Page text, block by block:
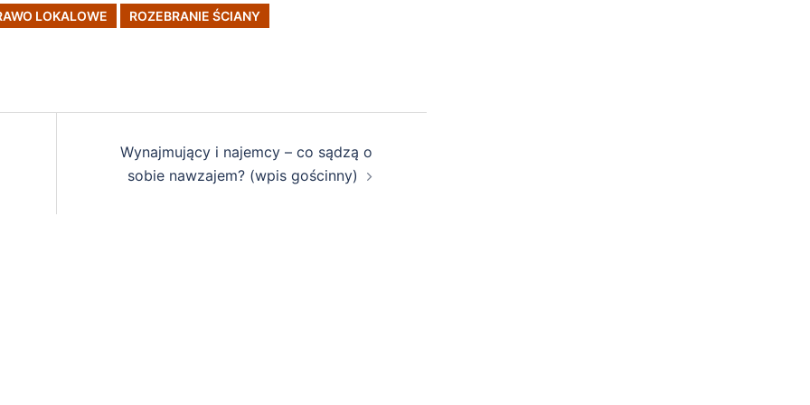
LOKALOWE
ROZEBRANIE ŚCIANY
Wynajmujący i najemcy – co sądzą o
sobie nawzajem? (wpis gościnny)